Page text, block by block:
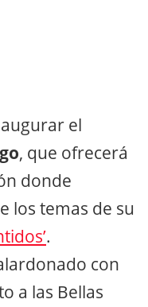
el
, que ofrecerá
donde
los temas de su
.
con
a las Bellas